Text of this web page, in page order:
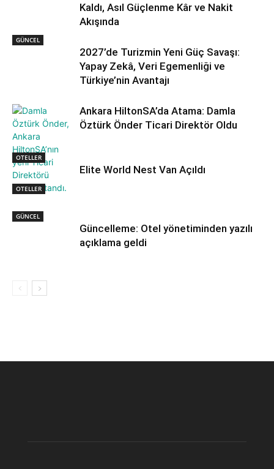
Kaldı, Asıl Güçlenme Kâr ve Nakit
Akışında
GÜNCEL
2027’de Turizmin Yeni Güç Savaşı:
Yapay Zekâ, Veri Egemenliği ve
Türkiye’nin Avantajı
OTELLER
Ankara HiltonSA’da Atama: Damla
Öztürk Önder Ticari Direktör Oldu
OTELLER
Elite World Nest Van Açıldı
GÜNCEL
Güncelleme: Otel yönetiminden yazılı
açıklama geldi